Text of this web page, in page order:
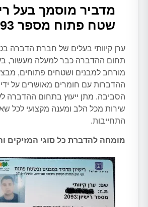
מדביר מוסמך בעל
שטח פתוח מספר 2093
ערן קיוותי בעלים של חברת הדברה
תחום ההדברה כבר למעלה מעשור,
מורחב למבנים ושטחים פתוחים,
ההדברות עם חומרים מאושרים על
הסביבה. מתן ייעוץ בתחום ההדברה
שירות מכל הלב ומענה מקצועי לכל
התחייבות.
מומחה להדברת כל סוגי המזיקים